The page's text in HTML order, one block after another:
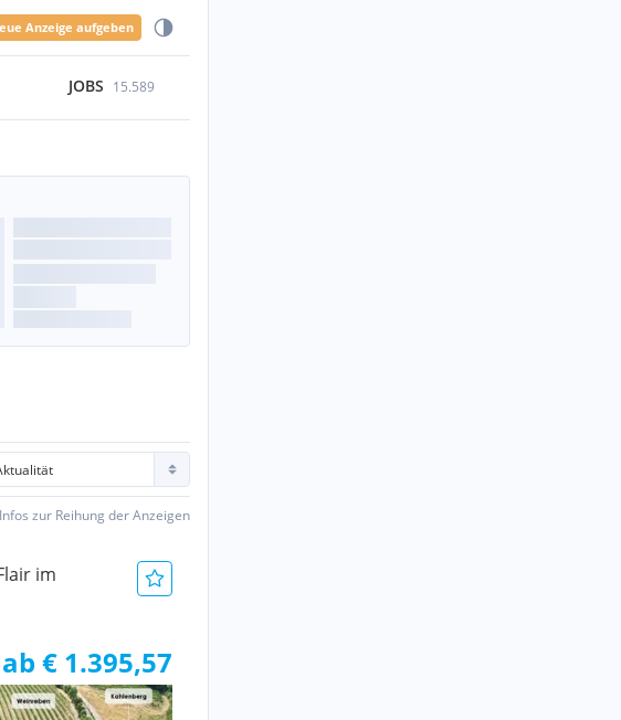
Anzeige aufgeben
JOBS 15.589
Infos zur Reihung der Anzeigen
im
ab € 1.395,57